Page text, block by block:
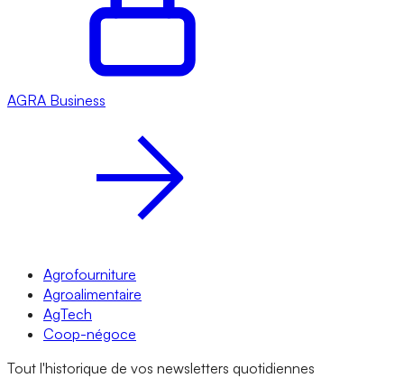
AGRA Business
Agrofourniture
Agroalimentaire
AgTech
Coop-négoce
Tout l'historique de vos newsletters quotidiennes